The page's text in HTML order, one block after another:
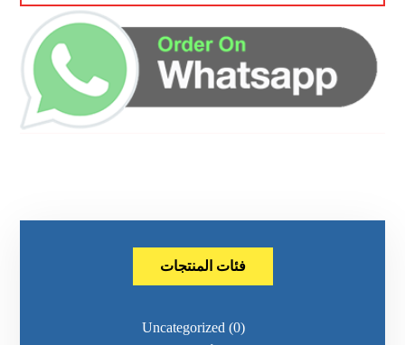
فئات المنتجات
Uncategorized (0)